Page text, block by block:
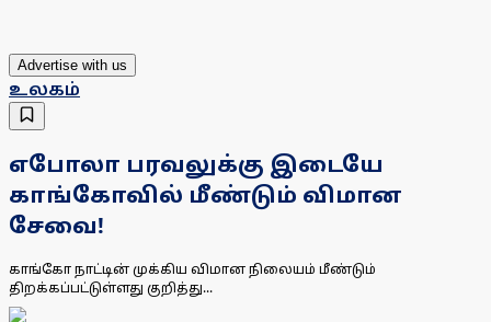
Advertise with us
உலகம்
எபோலா பரவலுக்கு இடையே
காங்கோவில் மீண்டும் விமான
சேவை!
காங்கோ நாட்டின் முக்கிய விமான நிலையம் மீண்டும்
திறக்கப்பட்டுள்ளது குறித்து...